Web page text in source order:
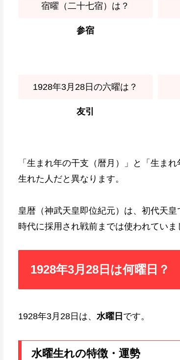
宿曜（二十七宿）は？
参宿
1928年3月28日の六曜は？
友引
「生まれ年の干支（暦月）」と「生ま
生れた人だと異なります。
皇暦（神武天皇即位紀元）は、初代天
時代に採用され戦前までは使われていま
1928年3月28日は何曜日？
1928年3月28日は、 水曜日 です。
水曜生れの特徴・運勢